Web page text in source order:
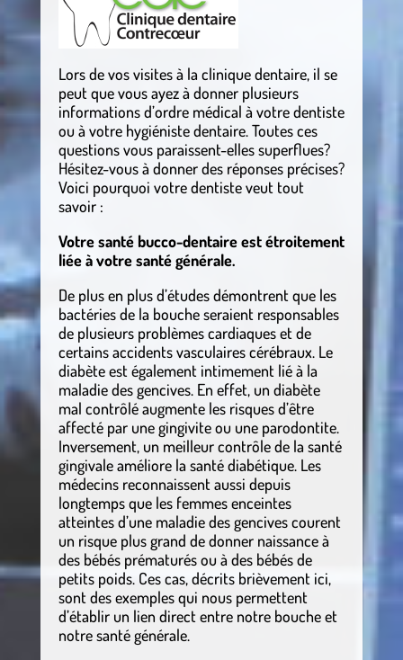
Lors de vos visites à la clinique dentaire, il se
peut que vous ayez à donner plusieurs
informations d’ordre médical à votre dentiste
ou à votre hygiéniste dentaire. Toutes ces
questions vous paraissent-elles superflues?
Hésitez-vous à donner des réponses précises?
Voici pourquoi votre dentiste veut tout
savoir :
Votre santé bucco-dentaire est étroitement
liée à votre santé générale.
De plus en plus d’études démontrent que les
bactéries de la bouche seraient responsables
de plusieurs problèmes cardiaques et de
certains accidents vasculaires cérébraux. Le
diabète est également intimement lié à la
maladie des gencives. En effet, un diabète
mal contrôlé augmente les risques d’être
affecté par une gingivite ou une parodontite.
Inversement, un meilleur contrôle de la santé
gingivale améliore la santé diabétique. Les
médecins reconnaissent aussi depuis
longtemps que les femmes enceintes
atteintes d’une maladie des gencives courent
un risque plus grand de donner naissance à
des bébés prématurés ou à des bébés de
petits poids. Ces cas, décrits brièvement ici,
sont des exemples qui nous permettent
d’établir un lien direct entre notre bouche et
notre santé générale.